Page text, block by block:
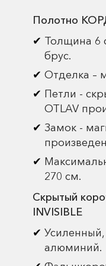
Полотно
Толщина 6
брус.
Отделка –
Петли -
OTLAV
Замок -
270 см.
Скрытый
INVISIBLE
алюминий.